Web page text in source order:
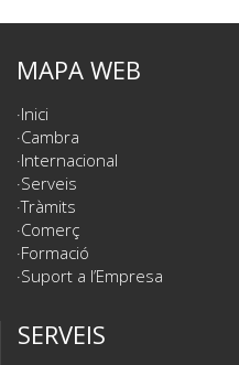
MAPA WEB
Inici
Cambra
Internacional
Serveis
Tràmits
Comerç
Formació
Suport a l’Empresa
SERVEIS